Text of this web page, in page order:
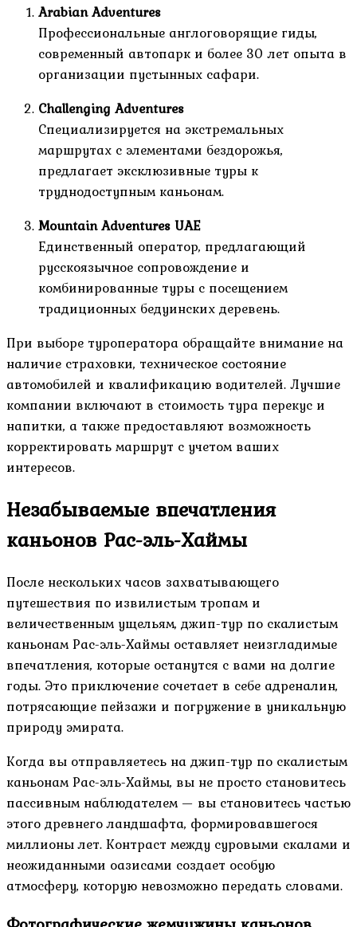
Arabian Adventures
Профессиональные англоговорящие гиды,
современный автопарк и более 30 лет опыта в
организации пустынных сафари.
Challenging Adventures
Специализируется на экстремальных
маршрутах с элементами бездорожья,
предлагает эксклюзивные туры к
труднодоступным каньонам.
Mountain Adventures UAE
Единственный оператор, предлагающий
русскоязычное сопровождение и
комбинированные туры с посещением
традиционных бедуинских деревень.
При выборе туроператора обращайте внимание на
наличие страховки, техническое состояние
автомобилей и квалификацию водителей. Лучшие
компании включают в стоимость тура перекус и
напитки, а также предоставляют возможность
корректировать маршрут с учетом ваших
интересов.
Незабываемые впечатления
каньонов Рас-эль-Хаймы
После нескольких часов захватывающего
путешествия по извилистым тропам и
величественным ущельям, джип-тур по скалистым
каньонам Рас-эль-Хаймы оставляет неизгладимые
впечатления, которые останутся с вами на долгие
годы. Это приключение сочетает в себе адреналин,
потрясающие пейзажи и погружение в уникальную
природу эмирата.
Когда вы отправляетесь на джип-тур по скалистым
каньонам Рас-эль-Хаймы, вы не просто становитесь
пассивным наблюдателем — вы становитесь частью
этого древнего ландшафта, формировавшегося
миллионы лет. Контраст между суровыми скалами и
неожиданными оазисами создает особую
атмосферу, которую невозможно передать словами.